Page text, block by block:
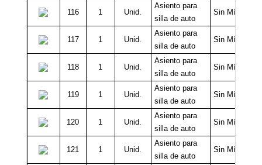
116 1 Unid.
Asiento para
silla de auto
Sin Mínimo
117 1 Unid.
Asiento para
silla de auto
Sin Mínimo
118 1 Unid.
Asiento para
silla de auto
Sin Mínimo
119 1 Unid.
Asiento para
silla de auto
Sin Mínimo
120 1 Unid.
Asiento para
silla de auto
Sin Mínimo
121 1 Unid.
Asiento para
silla de auto
Sin Mínimo